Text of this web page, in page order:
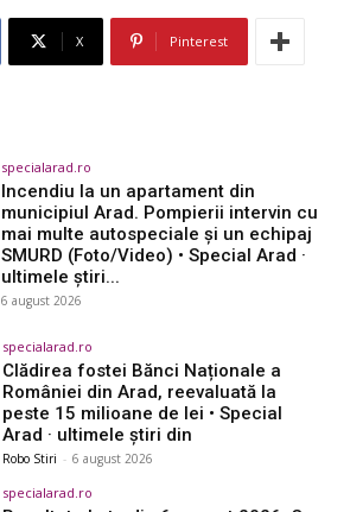
X Pinterest
specialarad.ro
Incendiu la un apartament din
municipiul Arad. Pompierii intervin cu
mai multe autospeciale și un echipaj
SMURD (Foto/Video) • Special Arad ·
ultimele știri...
6 august 2026
specialarad.ro
Clădirea fostei Bănci Naționale a
României din Arad, reevaluată la
peste 15 milioane de lei • Special
Arad · ultimele știri din
Robo Stiri - 6 august 2026
specialarad.ro